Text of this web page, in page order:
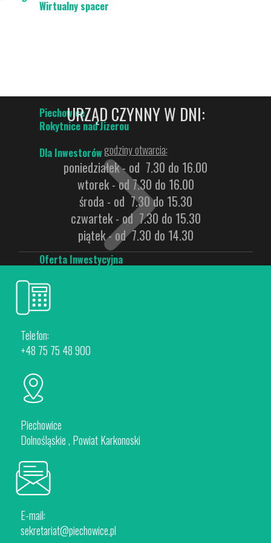
Wirtualny spacer
Piechowice
Rokytnice nad Jizerou
Dla Inwestorów
Oferta Inwestycyjna
Studium
Przetargi
URZĄD CZYNNY W DNI:
godziny otwarcia:
poniedziałek - od 7.30 do 16.00
wtorek - od 7.30 do 16.00
środa - od 7.30 do 15.30
czwartek - od 7.30 do 15.30
piątek - od 7.30 do 14.30
Telefon:
+48 75 75 48 900
Piechowice
Dolnośląskie , Powiat Karkonoski
E-mail:
sekretariat@piechowice.pl